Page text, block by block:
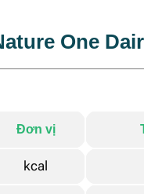
One
Đơn vị
kcal